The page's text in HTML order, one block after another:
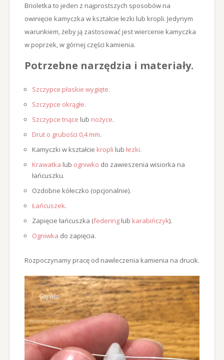
Brioletka to jeden z najprostszych sposobów na
owinięcie kamyczka w kształcie łezki lub kropli. Jedynym
warunkiem, żeby ją zastosować jest wiercenie kamyczka
w poprzek, w górnej części kamienia.
Potrzebne narzędzia i materiały.
Szczypce płaskie wygięte.
Szczypce okrągłe.
Szczypce tnące lub nożyce.
Drut o grubości 0,4 mm.
Kamyczki w kształcie kropli lub łezki.
Krawatka lub ogniwko do zawieszenia wisiorka na
łańcuszku.
Ozdobne kółeczko (opcjonalnie).
Łańcuszek.
Zapięcie łańcuszka (federinglub karabińczyk).
Ogniwka do zapięcia.
Rozpoczynamy pracę od nawleczenia kamienia na drucik.